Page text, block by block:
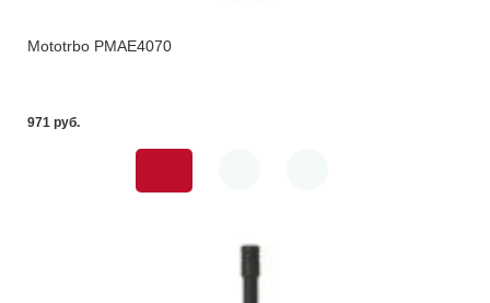
Mototrbo PMAE4070
971 pуб.